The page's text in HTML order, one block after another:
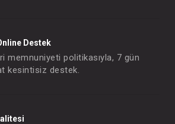
Destek
memnuniyeti politikasıyla, 7 gün
kesintisiz destek.